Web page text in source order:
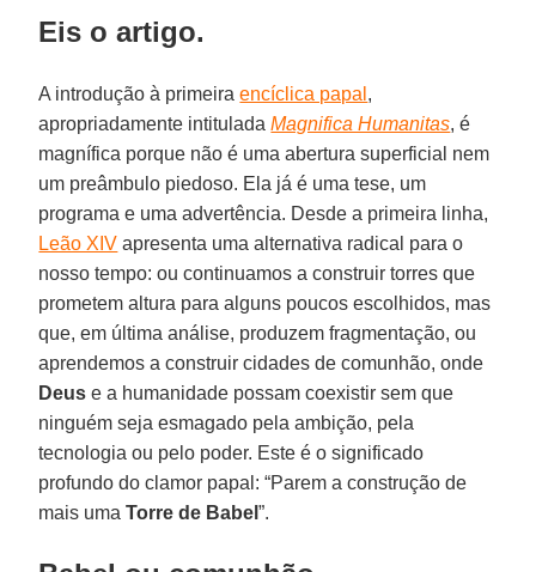
Eis o artigo.
A introdução à primeiraencíclica papal ,
apropriadamente intituladaMagnifica Humanitas, é
magnífica porque não é uma abertura superficial nem
um preâmbulo piedoso. Ela já é uma tese, um
programa e uma advertência. Desde a primeira linha,
Leão XIV apresenta uma alternativa radical para o
nosso tempo: ou continuamos a construir torres que
prometem altura para alguns poucos escolhidos, mas
que, em última análise, produzem fragmentação, ou
aprendemos a construir cidades de comunhão, onde
Deus e a humanidade possam coexistir sem que
ninguém seja esmagado pela ambição, pela
tecnologia ou pelo poder. Este é o significado
profundo do clamor papal: “Parem a construção de
mais uma Torre de Babel”.